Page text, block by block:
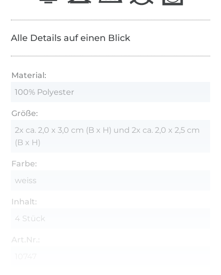
Alle Details auf einen Blick
Material:
100% Polyester
Größe:
2x ca. 2,0 x 3,0 cm (B x H) und 2x ca. 2,0 x 2,5 cm
(B x H)
Farbe:
weiss
Inhalt:
4 Stück
Art.Nr.: